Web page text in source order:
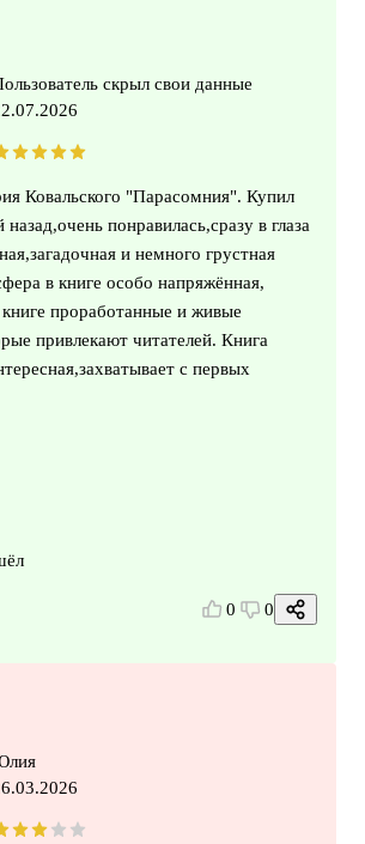
скрыл свои данные
Ковальского "Парасомния". Купил
понравилась,сразу в глаза
и немного грустная
в книге особо напряжённая,
проработанные и живые
привлекают читателей. Книга
с первых
0 0